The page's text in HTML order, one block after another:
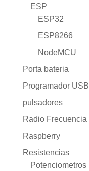
ESP
ESP32
ESP8266
NodeMCU
Porta bateria
Programador USB
pulsadores
Radio Frecuencia
Raspberry
Resistencias
Potenciometros